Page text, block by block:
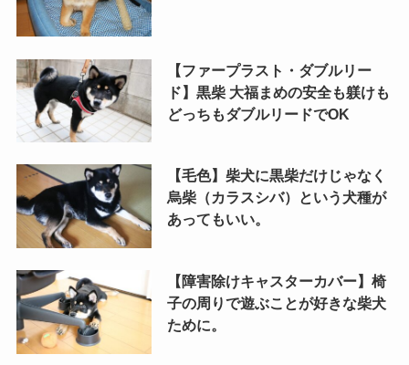
【ファープラスト・ダブルリー
ド】黒柴 大福まめの安全も躾けも
どっちもダブルリードでOK
【毛色】柴犬に黒柴だけじゃなく
烏柴（カラスシバ）という犬種が
あってもいい。
【障害除けキャスターカバー】椅
子の周りで遊ぶことが好きな柴犬
ために。